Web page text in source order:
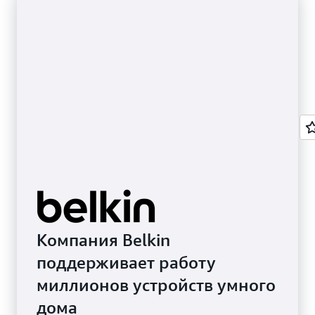
Компания Belkin
поддерживает работу
миллионов устройств умного
дома